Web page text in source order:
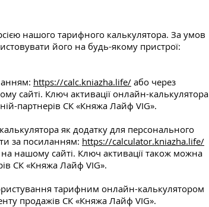
нашого тарифного калькулятора. За умов
його на будь-якому пристрої:
https://calc.kniazha.life/ або через
сайті. Ключ активації онлайн-калькулятора
партнерів СК «Княжа Лайф VIG».
як додатку для персонального
за посиланням: https://calculator.kniazha.life/
на нашому сайті. Ключ активації також можна
СК «Княжа Лайф VIG».
тарифним онлайн-калькулятором
продажів СК «Княжа Лайф VIG».